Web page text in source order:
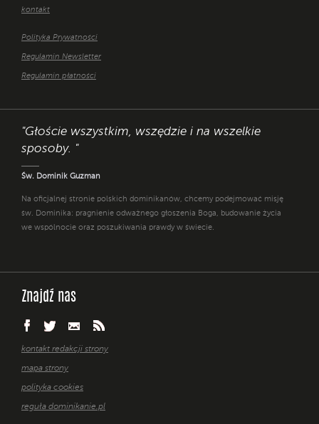
kontakt
Polityka Prywatności
Regulamin Newsletter
Regulamin płatności
"Głoście wszystkim, wszędzie i na wszelkie
sposoby. "
Św. Dominik Guzman
Na oficjalnej stronie polskich dominikanów, chcemy podejmować misję
św. Dominika: pragnienie odważnego głoszenia Boga, budowanie życia
we wspólnocie oraz poszukiwania prawdy w świecie.
Znajdź nas
kontakt redakcji strony
mapa strony
polityka cookies
reguła dominikanie.pl